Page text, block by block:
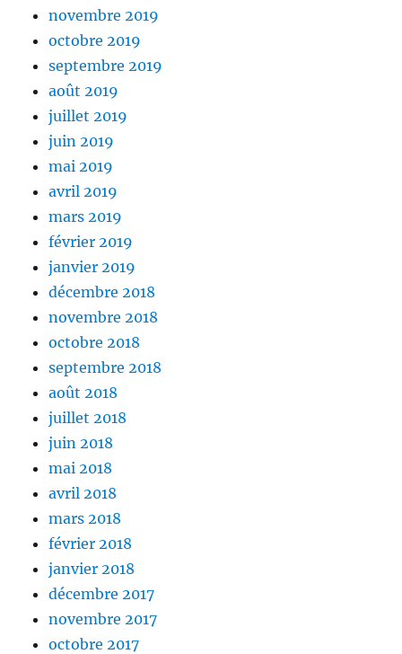
novembre 2019
octobre 2019
septembre 2019
août 2019
juillet 2019
juin 2019
mai 2019
avril 2019
mars 2019
février 2019
janvier 2019
décembre 2018
novembre 2018
octobre 2018
septembre 2018
août 2018
juillet 2018
juin 2018
mai 2018
avril 2018
mars 2018
février 2018
janvier 2018
décembre 2017
novembre 2017
octobre 2017